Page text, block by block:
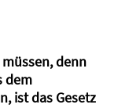
denn
dem
ist das Gesetz